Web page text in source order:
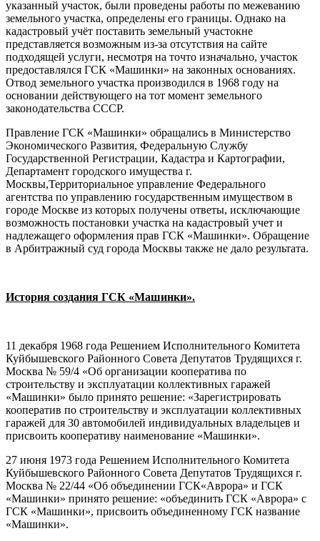
указанный участок, были проведены работы по межеванию
земельного участка, определены его границы. Однако на
кадастровый учёт поставить земельный участокне
представляется возможным из-за отсутствия на сайте
подходящей услуги, несмотря на точто изначально, участок
предоставлялся ГСК «Машинки» на законных основаниях.
Отвод земельного участка производился в 1968 году на
основании действующего на тот момент земельного
законодательства СССР.
Правление ГСК «Машинки» обращались в Министерство
Экономического Развития, Федеральную Службу
Государственной Регистрации, Кадастра и Картографии,
Департамент городского имущества г.
Москвы,Территориальное управление Федерального
агентства по управлению государственным имуществом в
городе Москве из которых получены ответы, исключающие
возможность постановки участка на кадастровый учет и
надлежащего оформления прав ГСК «Машинки». Обращение
в Арбитражный суд города Москвы также не дало результата.
История создания ГСК «Машинки».
11 декабря 1968 года Решением Исполнительного Комитета
Куйбышевского Районного Совета Депутатов Трудящихся г.
Москва № 59/4 «Об организации кооператива по
строительству и эксплуатации коллективных гаражей
«Машинки» было принято решение: «Зарегистрировать
кооператив по строительству и эксплуатации коллективных
гаражей для 30 автомобилей индивидуальных владельцев и
присвоить кооперативу наименование «Машинки».
27 июня 1973 года Решением Исполнительного Комитета
Куйбышевского Районного Совета Депутатов Трудящихся г.
Москва № 22/44 «Об объединении ГСК«Аврора» и ГСК
«Машинки» принято решение: «объединить ГСК «Аврора» с
ГСК «Машинки», присвоить объединенному ГСК название
«Машинки».